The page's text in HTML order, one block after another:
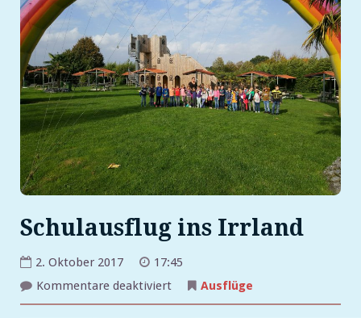
Schulausflug ins Irrland
2. Oktober 2017
17:45
Kommentare deaktiviertfür
Schulausflug
ins
Ausflüge